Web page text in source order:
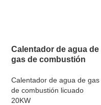
Calentador de agua de
gas de combustión
Calentador de agua de gas
de combustión licuado
20KW